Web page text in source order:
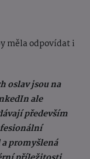
měla odpovídat i
oslav jsou na
ale
především
promyšlená